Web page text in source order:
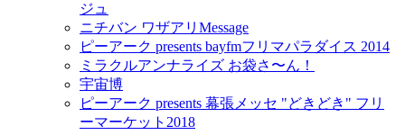
ジュ
ニチバン ワザアリMessage
ピーアーク presents bayfmフリマパラダイス 2014
ミラクルアンナライズ お袋さ〜ん！
宇宙博
ピーアーク presents 幕張メッセ "どきどき" フリ
ーマーケット2018